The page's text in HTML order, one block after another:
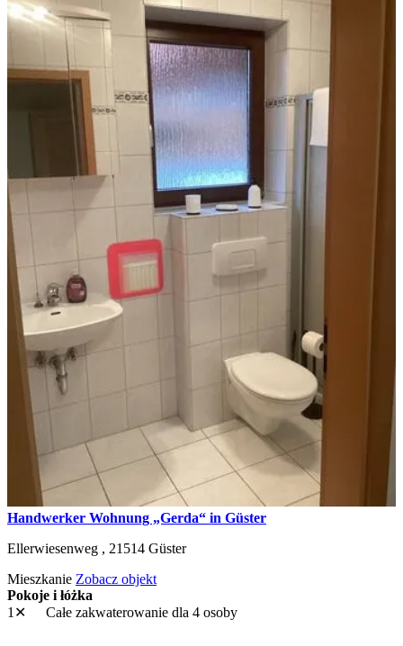
Handwerker Wohnung „Gerda“ in Güster
Ellerwiesenweg , 21514 Güster
Mieszkanie Zobacz objekt
Pokoje i łóżka
1✕
Całe zakwaterowanie dla 4 osoby